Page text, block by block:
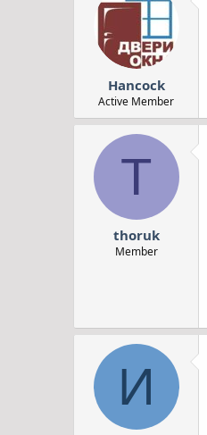
Hancock
Active Member
T
thoruk
Member
И